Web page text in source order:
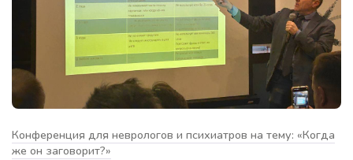
Конференция для неврологов и психиатров на тему: «Когда
же он заговорит?»